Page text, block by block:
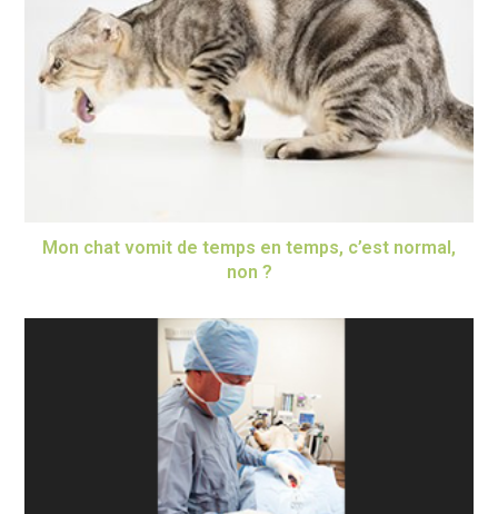
Mon chat vomit de temps en temps, c’est normal,
non ?